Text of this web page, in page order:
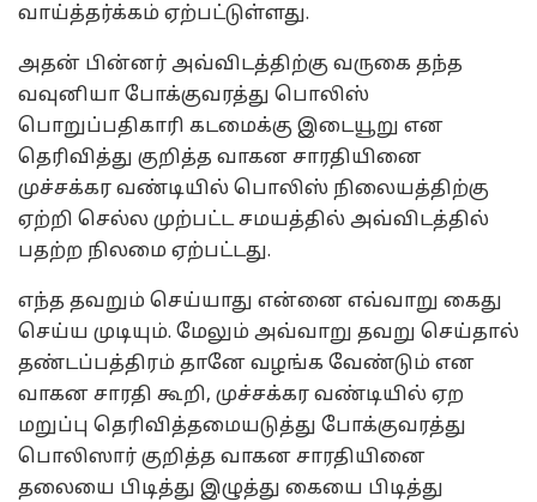
வாய்த்தர்க்கம் ஏற்பட்டுள்ளது.
அதன் பின்னர் அவ்விடத்திற்கு வருகை தந்த
வவுனியா போக்குவரத்து பொலிஸ்
பொறுப்பதிகாரி கடமைக்கு இடையூறு என
தெரிவித்து குறித்த வாகன சாரதியினை
முச்சக்கர வண்டியில் பொலிஸ் நிலையத்திற்கு
ஏற்றி செல்ல முற்பட்ட சமயத்தில் அவ்விடத்தில்
பதற்ற நிலமை ஏற்பட்டது.
எந்த தவறும் செய்யாது என்னை எவ்வாறு கைது
செய்ய முடியும். மேலும் அவ்வாறு தவறு செய்தால்
தண்டப்பத்திரம் தானே வழங்க வேண்டும் என
வாகன சாரதி கூறி, முச்சக்கர வண்டியில் ஏற
மறுப்பு தெரிவித்தமையடுத்து போக்குவரத்து
பொலிஸார் குறித்த வாகன சாரதியினை
தலையை பிடித்து இழுத்து கையை பிடித்து